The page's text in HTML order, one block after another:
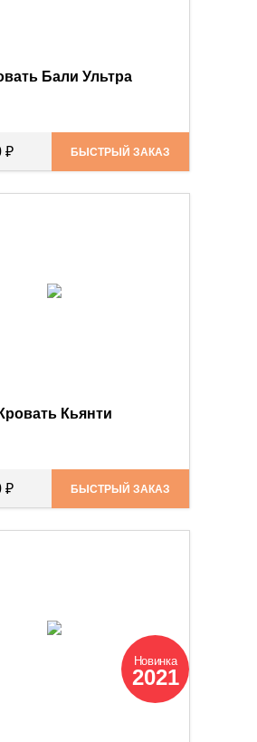
Бали Ультра
₽ БЫСТРЫЙ ЗАКАЗ
Кровать Кьянти
₽ БЫСТРЫЙ ЗАКАЗ
Новинка
2021